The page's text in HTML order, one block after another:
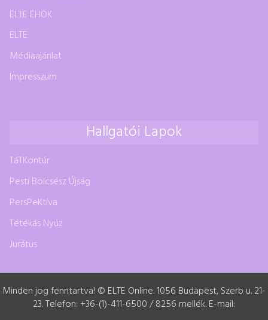
ELTE EHÖK
ELTE
Médiaajánlat
Impresszum
Hallgatói Lapok
TáTKontúr
Pesti Bölcsész Újság
PersPeKtíva
Tétékás Nyúz
Jurátus
Minden jog fenntartva! © ELTE Online. 1056 Budapest, Szerb u. 21-
23. Telefon: +36-(1)-411-6500 / 8256 mellék. E-mail: